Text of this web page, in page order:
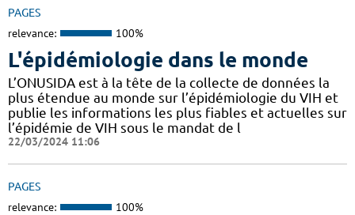
PAGES
relevance: 100%
L'épidémiologie dans le monde
L’ONUSIDA est à la tête de la collecte de données la
plus étendue au monde sur l’épidémiologie du VIH et
publie les informations les plus fiables et actuelles sur
l’épidémie de VIH sous le mandat de l
22/03/2024 11:06
PAGES
relevance: 100%